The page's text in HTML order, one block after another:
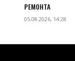
РЕМОНТА
05.08.2026, 14:28